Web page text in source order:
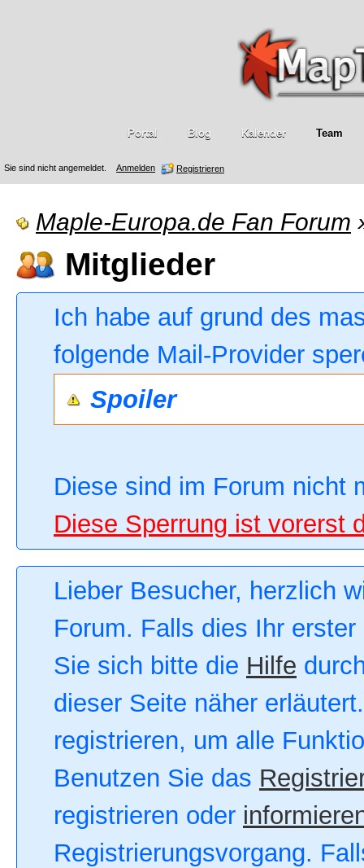
Sie sind nicht angemeldet. Anmelden Registrieren
Portal Blog Kalender Team
Maple-Europa.de Fan Forum
Mitglieder
Ich habe auf grund des
folgende Mail-Provider
Spoiler
Diese sind im Forum nicht
Diese Sperrung ist vorerst
Lieber Besucher, herzlich
Forum. Falls dies Ihr
Sie sich bitte die Hilfe
dieser Seite näher
registrieren, um alle
Benutzen Sie das
registrieren oder
Registrierungsvorgang.